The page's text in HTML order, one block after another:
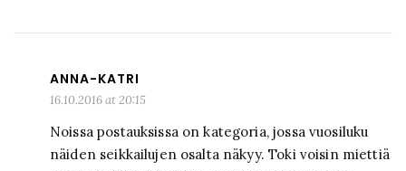
ANNA-KATRI
16.10.2016 at 20:15
Noissa postauksissa on kategoria, jossa vuosiluku
näiden seikkailujen osalta näkyy. Toki voisin miettiä